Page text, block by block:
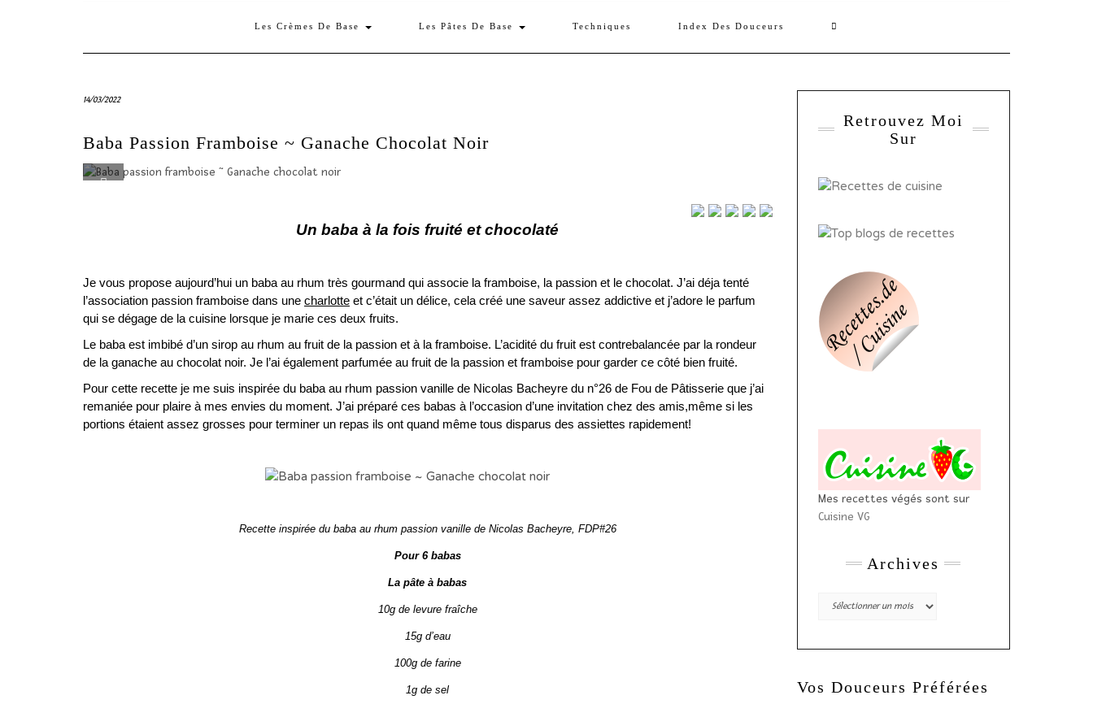
Les Crèmes De Base Les Pâtes De Base Techniques Index Des Douceurs
14/03/2022
Baba Passion Framboise ~ Ganache Chocolat Noir
Un baba à la fois fruité et chocolaté
Je vous propose aujourd’hui un baba au rhum très gourmand qui associe la framboise, la passion et le chocolat. J’ai déja tenté
l’association passion framboise dans une charlotte et c’était un délice, cela créé une saveur assez addictive et j’adore le parfum
qui se dégage de la cuisine lorsque je marie ces deux fruits.
Le baba est imbibé d’un sirop au rhum au fruit de la passion et à la framboise. L’acidité du fruit est contrebalancée par la rondeur
de la ganache au chocolat noir. Je l’ai également parfumée au fruit de la passion et framboise pour garder ce côté bien fruité.
Pour cette recette je me suis inspirée du baba au rhum passion vanille de Nicolas Bacheyre du n°26 de Fou de Pâtisserie que j’ai
remaniée pour plaire à mes envies du moment. J’ai préparé ces babas à l’occasion d’une invitation chez des amis,même si les
portions étaient assez grosses pour terminer un repas ils ont quand même tous disparus des assiettes rapidement!
Recette inspirée du baba au rhum passion vanille de Nicolas Bacheyre, FDP#26
Pour 6 babas
La pâte à babas
10g de levure fraîche
15g d’eau
100g de farine
1g de sel
Retrouvez Moi
Sur
Mes recettes végés sont sur
Cuisine VG
Archives
Archives
Vos Douceurs Préférées